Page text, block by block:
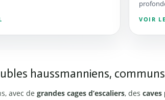
VOIR
haussmanniens,
avec de grandes cages d’escaliers, des